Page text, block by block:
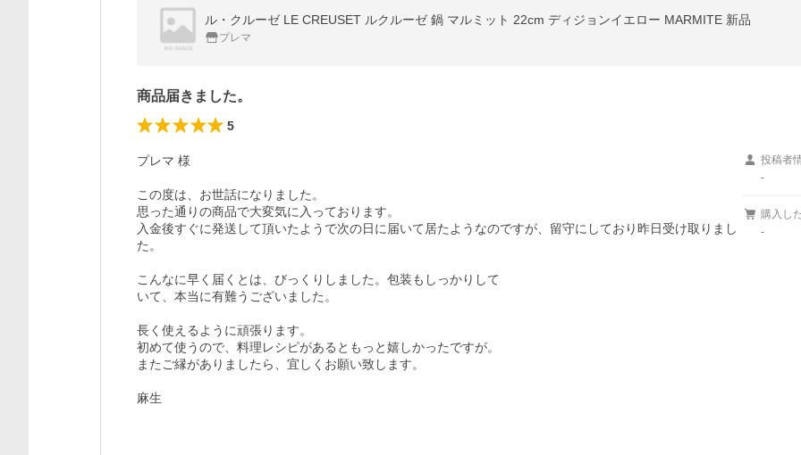
ル・クルーゼ LE CREUSET ルクルーゼ 鍋 マルミット 22cm ディジョンイエロー MARMITE 新品
プレマ
商品届きました。
5
プレマ 様
この度は、お世話になりました。
思った通りの商品で大変気に入っております。
入金後すぐに発送して頂いたようで次の日に届いて居たようなのですが、留守にしており昨日受け取りまし
た。
こんなに早く届くとは、びっくりしました。包装もしっかりして
いて、本当に有難うございました。
長く使えるように頑張ります。
初めて使うので、料理レシピがあるともっと嬉しかったですが。
またご縁がありましたら、宜しくお願い致します。
麻生
投稿者
-
購入し
-